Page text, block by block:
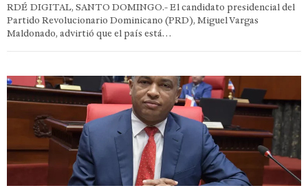
RDÉ DIGITAL, SANTO DOMINGO.- El candidato presidencial del
Partido Revolucionario Dominicano (PRD), Miguel Vargas
Maldonado, advirtió que el país está…